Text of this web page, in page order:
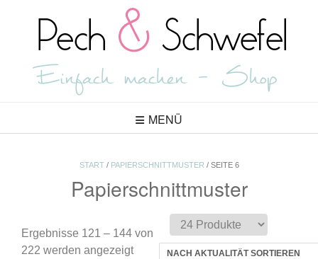
MENÜ
START/ PAPIERSCHNITTMUSTER / SEITE 6
Papierschnittmuster
Ergebnisse 121 – 144 von
222 werden angezeigtNach